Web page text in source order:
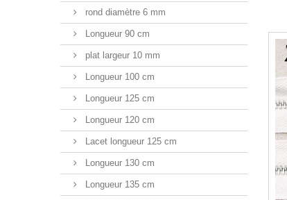
rond diamètre 6 mm
Longueur 90 cm
plat largeur 10 mm
Longueur 100 cm
Longueur 125 cm
Longueur 120 cm
Lacet longueur 125 cm
Longueur 130 cm
Longueur 135 cm